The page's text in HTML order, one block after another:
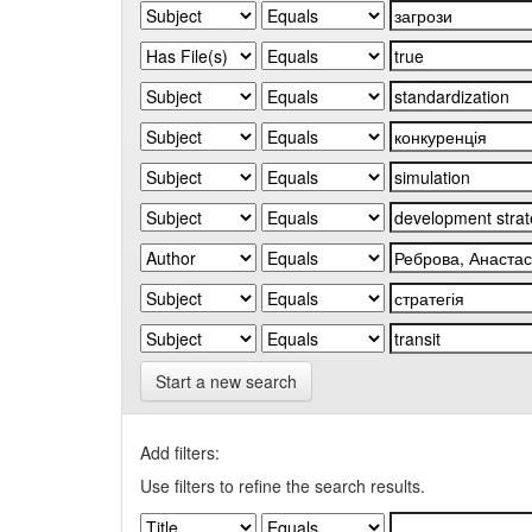
Start a new search
Add filters:
Use filters to refine the search results.